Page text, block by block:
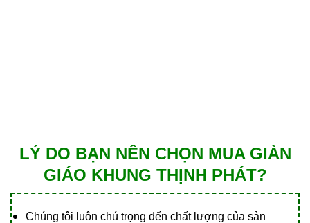
LÝ DO BẠN NÊN CHỌN MUA GIÀN
GIÁO KHUNG THỊNH PHÁT?
Chúng tôi luôn chú trọng đến chất lượng của sản